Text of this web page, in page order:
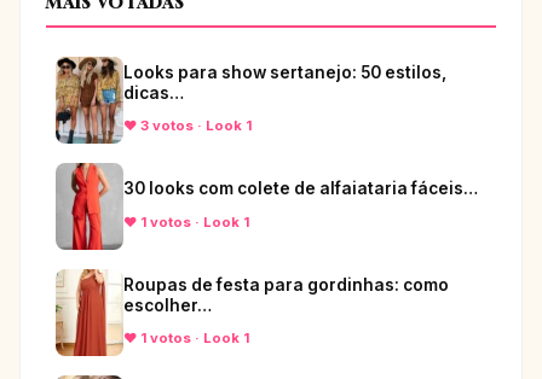
Looks para show sertanejo: 50 estilos,
dicas…
♥ 3 votos · Look 1
30 looks com colete de alfaiataria fáceis…
♥ 1 votos · Look 1
Roupas de festa para gordinhas: como
escolher…
♥ 1 votos · Look 1